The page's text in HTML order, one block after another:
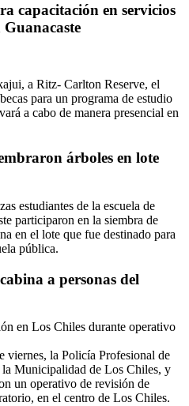
capacitación en servicios
a Ritz- Carlton Reserve, el
para un programa de estudio
a cabo de manera presencial en
árboles en lote
estudiantes de la escuela de
participaron en la siembra de
en el lote que fue destinado para
pública.
a personas del
en Los Chiles durante operativo
viernes, la Policía Profesional de
Municipalidad de Los Chiles, y
un operativo de revisión de
en el centro de Los Chiles.